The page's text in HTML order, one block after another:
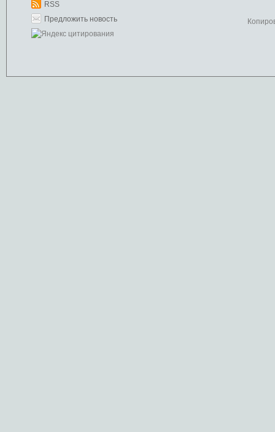
RSS
Предложить новость